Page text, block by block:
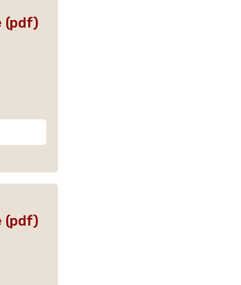
(pdf)
(pdf)